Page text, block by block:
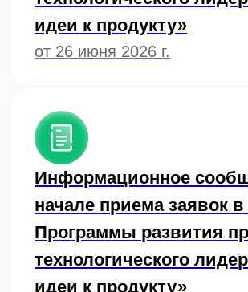
начале приема заявок в рамках
Программы развития проектов
технологического лидерства «От
Положение о Программе
развития проектов
технологического лидерства «От
идеи к продукту»
от 28 мая 2026 г.